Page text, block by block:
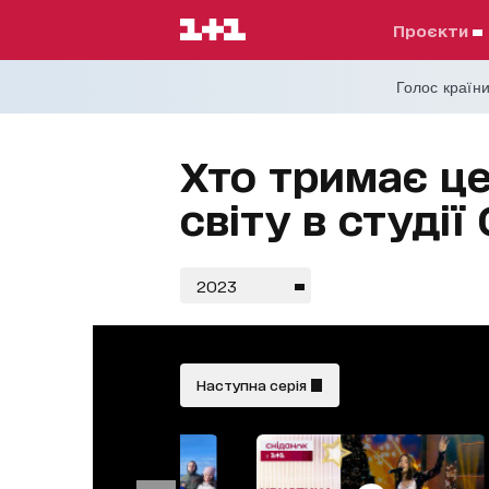
проєкти
Голос
Хто тримає
світу в
2023
Наступна серія